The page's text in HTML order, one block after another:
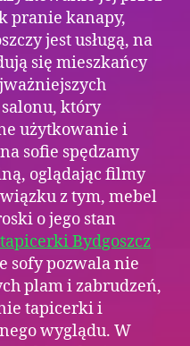
pranie kanapy,
jest usługą, na
się mieszkańcy
który
użytkowanie i
sofie spędzamy
oglądając filmy
z tym, mebel
o jego stan
Bydgoszcz
sofy pozwala nie
plam i zabrudzeń,
tapicerki i
wyglądu. W